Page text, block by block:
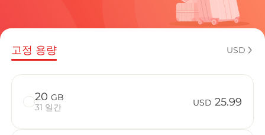
현재 목적
eSIM을 즐
고정 용량 USD
20 GB
31 일간
USD 25.99